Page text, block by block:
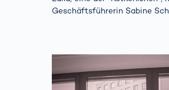
Geschäftsführerin Sabine